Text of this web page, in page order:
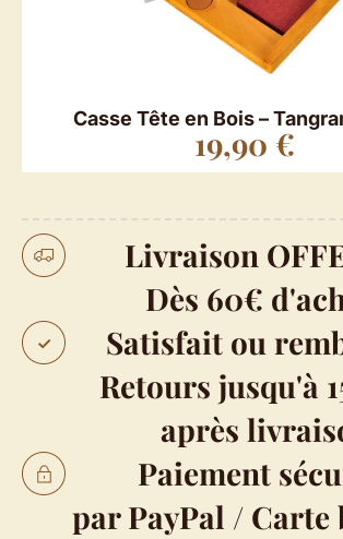
Casse Tête en Bois –
19,90 €
Livraison
Dès 60€
Satisfait ou
Retours jusqu'à
après
Paiement
par PayPal / Carte